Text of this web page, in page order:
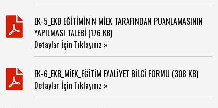
EK-5_EKB EĞİTİMİNİN MİEK TARAFINDAN PUANLAMASININ
YAPILMASI TALEBİ (176 KB)
Detaylar İçin Tıklayınız »
EK-6_EKB_MİEK_EĞİTİM FAALİYET BİLGİ FORMU (308 KB)
Detaylar İçin Tıklayınız »